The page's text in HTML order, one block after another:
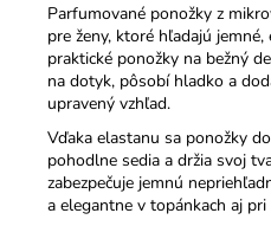
Parfumované ponožky z
pre ženy, ktoré hľadajú
praktické ponožky na bežný
na dotyk, pôsobí hladko a
upravený vzhľad.
Vďaka elastanu sa ponožky
pohodlne sedia a držia svoj
zabezpečuje jemnú
a elegantne v topánkach aj